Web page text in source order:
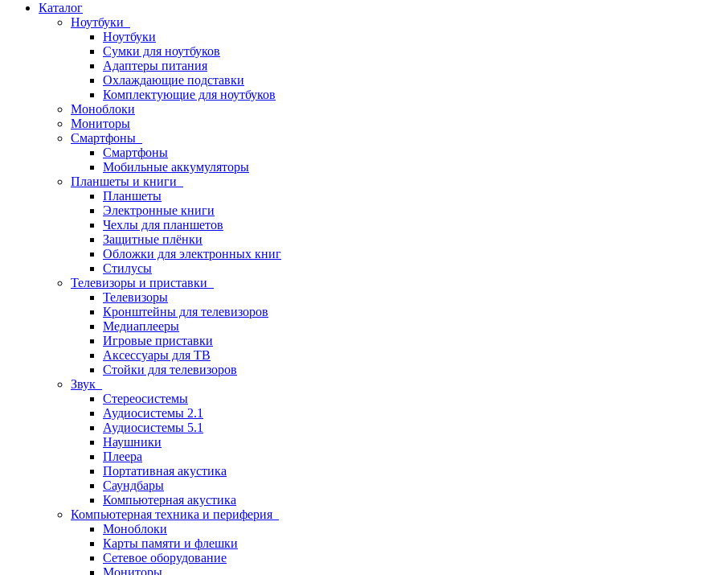
Каталог
Ноутбуки
Ноутбуки
Сумки для ноутбуков
Адаптеры питания
Охлаждающие подставки
Комплектующие для ноутбуков
Моноблоки
Мониторы
Смартфоны
Смартфоны
Мобильные аккумуляторы
Планшеты и книги
Планшеты
Электронные книги
Чехлы для планшетов
Защитные плёнки
Обложки для электронных книг
Стилусы
Телевизоры и приставки
Телевизоры
Кронштейны для телевизоров
Медиаплееры
Игровые приставки
Аксессуары для ТВ
Стойки для телевизоров
Звук
Стереосистемы
Аудиосистемы 2.1
Аудиосистемы 5.1
Наушники
Плеера
Портативная акустика
Саундбары
Компьютерная акустика
Компьютерная техника и периферия
Моноблоки
Карты памяти и флешки
Сетевое оборудование
Мониторы